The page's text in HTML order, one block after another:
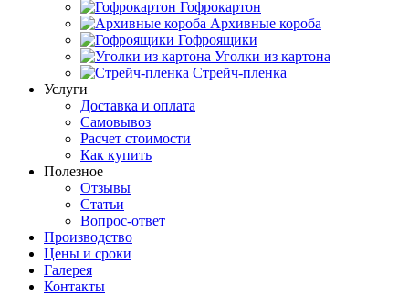
Гофрокартон
Архивные короба
Гофроящики
Уголки из картона
Стрейч-пленка
Услуги
Доставка и оплата
Самовывоз
Расчет стоимости
Как купить
Полезное
Отзывы
Статьи
Вопрос-ответ
Производство
Цены и сроки
Галерея
Контакты